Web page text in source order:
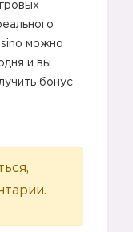
можно
и вы
бонус